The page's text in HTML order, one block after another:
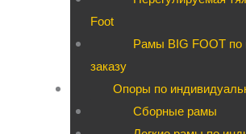
Foot
Рамы BIG FOOT по
заказу
Опоры по
Сборные рамы